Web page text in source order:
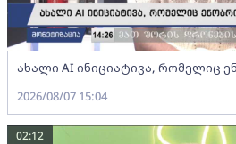
ახალი AI ინიციატივა, რომელიც
2026/08/07 15:04
02:12